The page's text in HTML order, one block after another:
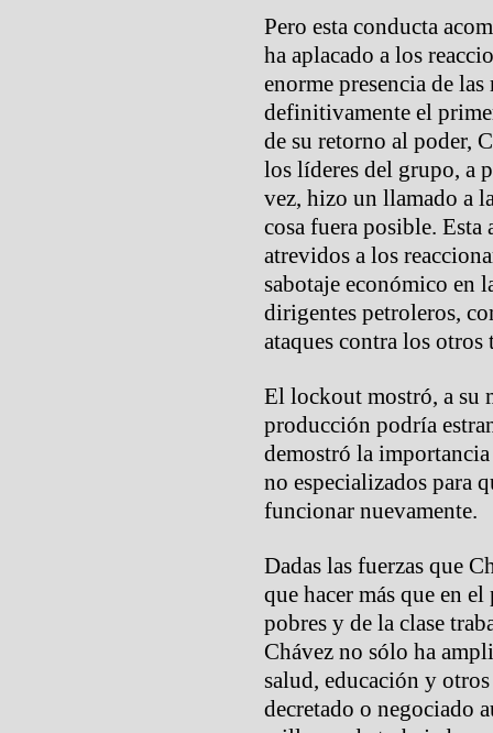
Pero esta conducta
ha aplacado a los
enorme presencia de
definitivamente el
de su retorno al poder,
los líderes del grupo, a
vez, hizo un llamado a
cosa fuera posible.
atrevidos a los
sabotaje económico en
dirigentes petroleros,
ataques contra los otros
El lockout mostró, a su
producción podría
demostró la
no especializados para
funcionar nuevamente.
Dadas las fuerzas que
que hacer más que en
pobres y de la clase
Chávez no sólo ha
salud, educación y
decretado o negociado